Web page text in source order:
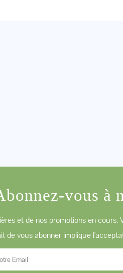
vous à
et de nos promotions en
de vous abonner implique